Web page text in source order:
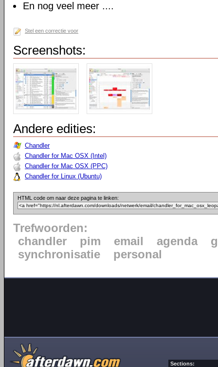
En nog veel meer ....
Stel een correctie voor
Screenshots:
Andere edities:
Chandler
Chandler for Mac OSX (Intel)
Chandler for Mac OSX (PPC)
Chandler for Linux (Ubuntu)
HTML code om naar deze pagina te linken:
Trefwoorden:
chandler
pim email agenda
synchronisatie
personal
Sections: